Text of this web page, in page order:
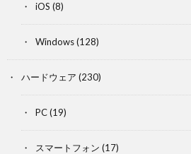
iOS (8)
Windows(128)
ハードウェア (230)
PC(19)
スマートフォン (17)